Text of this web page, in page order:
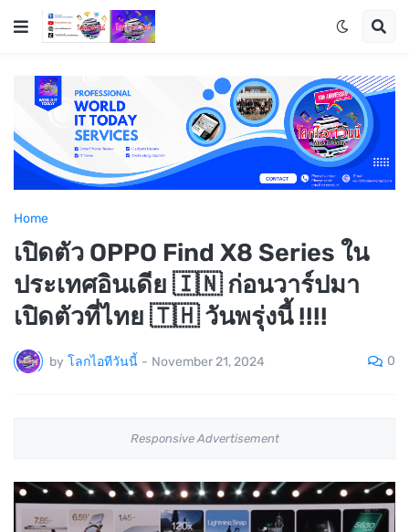
Home
เปิดตัว OPPO Find X8 Series ใน
ประเทศอินเดีย 🇮🇳 ก่อนวาร์ปมา
เปิดตัวที่ไทย 🇹🇭 วันพรุ่งนี้ !!!!
by โลกไอทีวันนี้ - November 21, 2024 0
Responsive Advertisement